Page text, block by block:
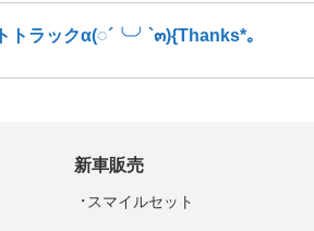
トラックα(◌´╰╯`๓){Thanks*｡
新車販売
スマイルセット